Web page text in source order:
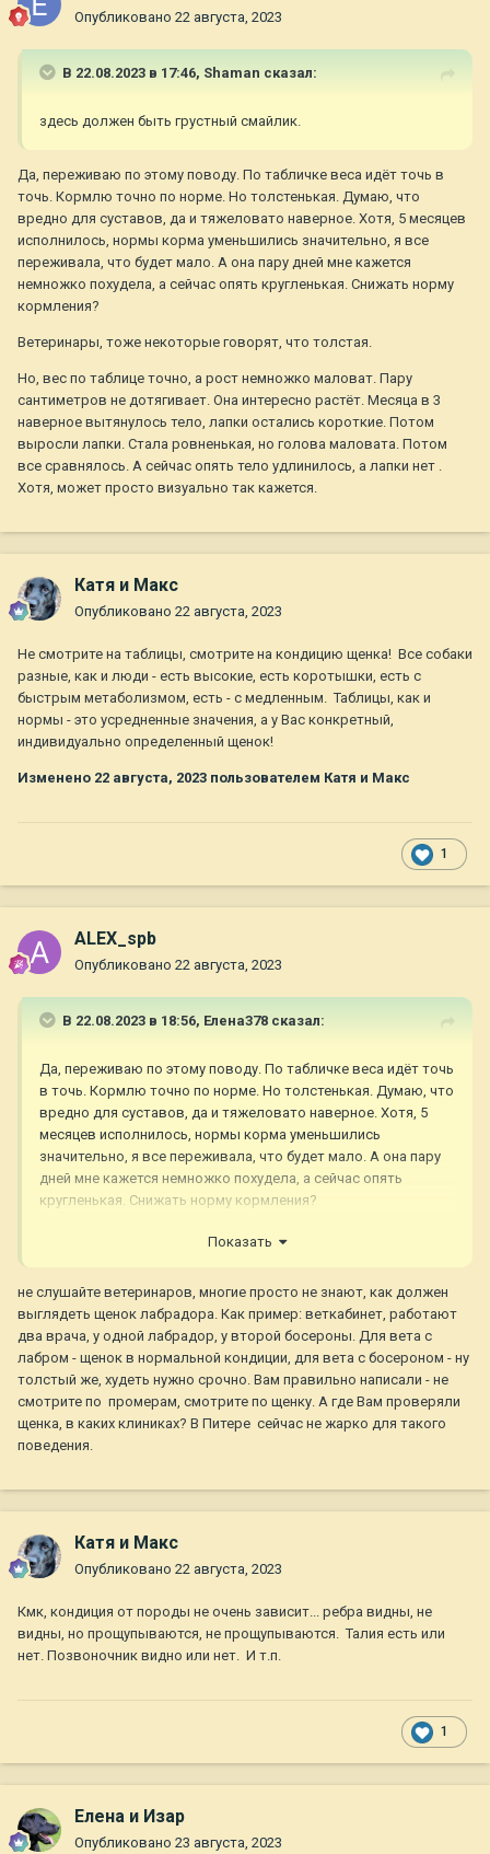
Опубликовано 22 августа, 2023
В 22.08.2023 в 17:46, Shaman сказал:
здесь должен быть грустный смайлик.
Да, переживаю по этому поводу. По табличке веса идёт точь в
точь. Кормлю точно по норме. Но толстенькая. Думаю, что
вредно для суставов, да и тяжеловато наверное. Хотя, 5 месяцев
исполнилось, нормы корма уменьшились значительно, я все
переживала, что будет мало. А она пару дней мне кажется
немножко похудела, а сейчас опять кругленькая. Снижать норму
кормления?
Ветеринары, тоже некоторые говорят, что толстая.
Но, вес по таблице точно, а рост немножко маловат. Пару
сантиметров не дотягивает. Она интересно растёт. Месяца в 3
наверное вытянулось тело, лапки остались короткие. Потом
выросли лапки. Стала ровненькая, но голова маловата. Потом
все сравнялось. А сейчас опять тело удлинилось, а лапки нет .
Хотя, может просто визуально так кажется.
Катя и Макс
Опубликовано 22 августа, 2023
Не смотрите на таблицы, смотрите на кондицию щенка! Все собаки
разные, как и люди - есть высокие, есть коротышки, есть с
быстрым метаболизмом, есть - с медленным. Таблицы, как и
нормы - это усредненные значения, а у Вас конкретный,
индивидуально определенный щенок!
Изменено 22 августа, 2023 пользователем Катя и Макс
1
ALEX_spb
Опубликовано 22 августа, 2023
В 22.08.2023 в 18:56, Елена378 сказал:
Да, переживаю по этому поводу. По табличке веса идёт точь
в точь. Кормлю точно по норме. Но толстенькая. Думаю, что
вредно для суставов, да и тяжеловато наверное. Хотя, 5
месяцев исполнилось, нормы корма уменьшились
значительно, я все переживала, что будет мало. А она пару
дней мне кажется немножко похудела, а сейчас опять
кругленькая. Снижать норму кормления?
Ветеринары, тоже некоторые говорят, что толстая.
сантиметров не дотягивает. Она интересно растёт. Месяца в
3 наверное вытянулось тело, лапки остались короткие.
Потом выросли лапки. Стала ровненькая, но голова
маловата. Потом все сравнялось. А сейчас опять тело
удлинилось, а лапки нет . Хотя, может просто визуально так
кажется.
Показать
не слушайте ветеринаров, многие просто не знают, как должен
выглядеть щенок лабрадора. Как пример: веткабинет, работают
два врача, у одной лабрадор, у второй босероны. Для вета с
лабром - щенок в нормальной кондиции, для вета с босероном - ну
толстый же, худеть нужно срочно. Вам правильно написали - не
смотрите по промерам, смотрите по щенку. А где Вам проверяли
щенка, в каких клиниках? В Питере сейчас не жарко для такого
поведения.
Катя и Макс
Опубликовано 22 августа, 2023
Кмк, кондиция от породы не очень зависит... ребра видны, не
видны, но прощупываются, не прощупываются. Талия есть или
нет. Позвоночник видно или нет. И т.п.
1
Елена и Изар
Опубликовано 23 августа, 2023